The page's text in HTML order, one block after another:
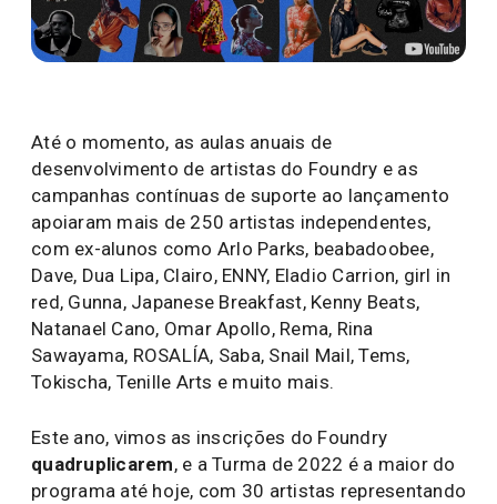
Até o momento, as aulas anuais de
desenvolvimento de artistas do Foundry e as
campanhas contínuas de suporte ao lançamento
apoiaram mais de 250 artistas independentes,
com ex-alunos como Arlo Parks, beabadoobee,
Dave, Dua Lipa, Clairo, ENNY, Eladio Carrion, girl in
red, Gunna, Japanese Breakfast, Kenny Beats,
Natanael Cano, Omar Apollo, Rema, Rina
Sawayama, ROSALÍA, Saba, Snail Mail, Tems,
Tokischa, Tenille Arts e muito mais.
Este ano, vimos as inscrições do Foundry
quadruplicarem, e a Turma de 2022 é a maior do
programa até hoje, com 30 artistas representando